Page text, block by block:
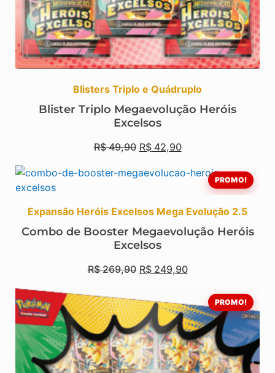
Blisters Triplo e Quádruplo
Blister Triplo Megaevolução Heróis
Excelsos
R$49,90 R$42,90
PROMO!
Expansão Heróis Excelsos Mega Evolução 2.5
Combo de Booster Megaevolução Heróis
Excelsos
R$269,90 R$249,90
PROMO!